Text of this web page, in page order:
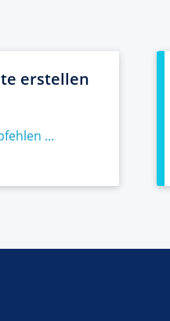
erstellen
...